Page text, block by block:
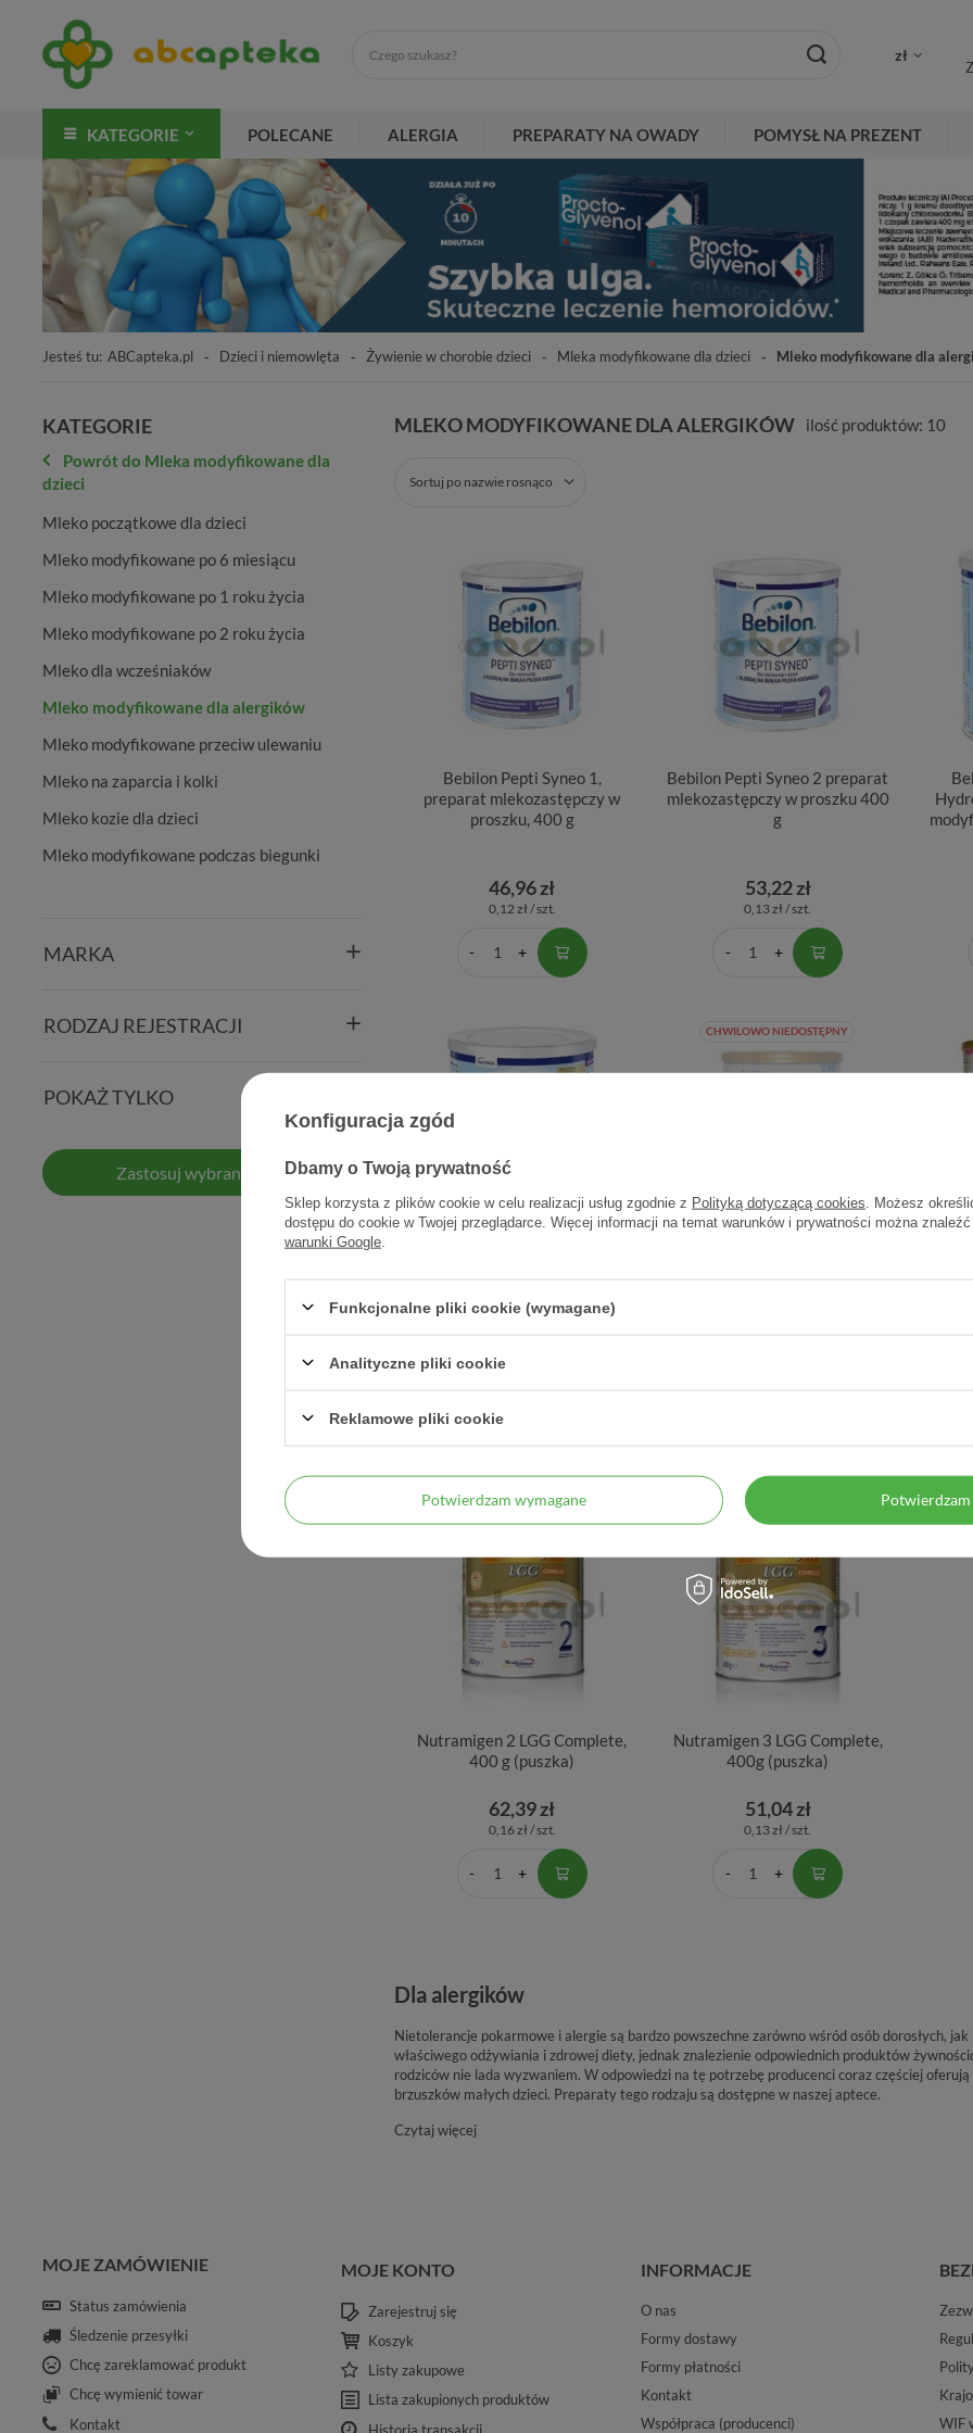
zł
KATEGORIE POLECANE ALERGIA PREPARATY NA OWADY POMYSŁ NA PREZENT
Jesteś tu: ABCapteka.pl Dzieci i niemowlęta Żywienie w chorobie dzieci Mleka modyfikowane dla dzieci Mleko modyfikowane dla
KATEGORIE
Powrót do Mleka modyfikowane dla
dzieci
Mleko początkowe dla dzieci
Mleko modyfikowane po 6 miesiącu
Mleko modyfikowane po 1 roku życia
Mleko modyfikowane po 2 roku życia
Mleko dla wcześniaków
Mleko modyfikowane dla alergików
Mleko modyfikowane przeciw ulewaniu
Mleko na zaparcia i kolki
Mleko kozie dla dzieci
Mleko modyfikowane podczas biegunki
MARKA
RODZAJ REJESTRACJI
POKAŻ TYLKO
Zastosuj wybrane filtry
MLEKO MODYFIKOWANE DLA ALERGIKÓW ilość produktów: 10
Sortuj po nazwie rosnąco
Bebilon Pepti Syneo 1,
preparat mlekozastępczy w
proszku, 400 g
46,96 zł
0,12 zł / szt.
Bebilon Pepti Syneo 2 preparat
mlekozastępczy w proszku 400
g
53,22 zł
0,13 zł / szt.
modyfikowane po 1. roku życia,
400 g
73,72 zł
CHWILOWO NIEDOSTĘPNY
Nutramigen 2 LGG Complete,
400 g (puszka)
62,39 zł
0,16 zł / szt.
Nutramigen 3 LGG Complete,
400g (puszka)
51,04 zł
0,13 zł / szt.
Dla alergików
Nietolerancje pokarmowe i alergie są bardzo powszechne zarówno wśród osób dorosłych,
właściwego odżywiania i zdrowej diety, jednak znalezienie odpowiednich produktów
rodziców nie lada wyzwaniem. W odpowiedzi na tę potrzebę producenci coraz częściej
brzuszków małych dzieci. Preparaty tego rodzaju są dostępne w naszej aptece.
Czytaj więcej
MOJE ZAMÓWIENIE
Status zamówienia
Śledzenie przesyłki
Chcę zareklamować produkt
Chcę wymienić towar
Kontakt
MOJE KONTO
Zarejestruj się
Koszyk
Listy zakupowe
Lista zakupionych produktów
Historia transakcji
INFORMACJE
O nas
Formy dostawy
Formy płatności
Kontakt
Współpraca (producenci)
WIF
Konfiguracja zgód
Dbamy o Twoją prywatność
Sklep korzysta z plików cookie w celu realizacji usług zgodnie z Polityką dotyczącą cookies . Możesz
dostępu do cookie w Twojej przeglądarce. Więcej informacji na temat warunków i prywatności można
warunki Google
Funkcjonalne pliki cookie (wymagane)
Analityczne pliki cookie
Reklamowe pliki cookie
Potwierdzam wymagane